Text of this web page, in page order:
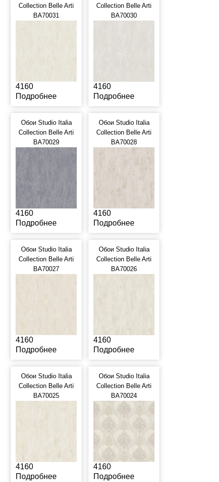
Collection Belle Arti
BA70031
4160
Подробнее
Collection Belle Arti
BA70030
4160
Подробнее
Обои Studio Italia
Collection Belle Arti
BA70029
4160
Подробнее
Обои Studio Italia
Collection Belle Arti
BA70028
4160
Подробнее
Обои Studio Italia
Collection Belle Arti
BA70027
4160
Подробнее
Обои Studio Italia
Collection Belle Arti
BA70026
4160
Подробнее
Обои Studio Italia
Collection Belle Arti
BA70025
4160
Подробнее
Обои Studio Italia
Collection Belle Arti
BA70024
4160
Подробнее